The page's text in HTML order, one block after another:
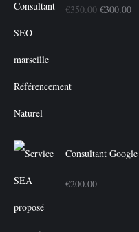
€350.00 Le
€300.00Le
Consultant
€200.00